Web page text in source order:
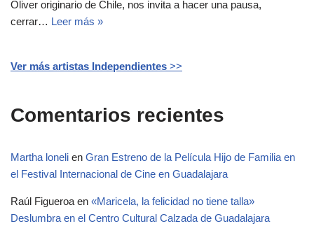
Óliver originario de Chile, nos invita a hacer una pausa,
cerrar… Leer más »
Ver más artistas Independientes >>
Comentarios recientes
Martha loneli en Gran Estreno de la Película Hijo de Familia en
el Festival Internacional de Cine en Guadalajara
Raúl Figueroa en «Maricela, la felicidad no tiene talla»
Deslumbra en el Centro Cultural Calzada de Guadalajara